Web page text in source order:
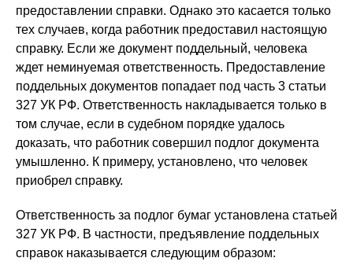
предоставлении справки. Однако это касается только
тех случаев, когда работник предоставил настоящую
справку. Если же документ поддельный, человека
ждет неминуемая ответственность. Предоставление
поддельных документов попадает под часть 3 статьи
327 УК РФ. Ответственность накладывается только в
том случае, если в судебном порядке удалось
доказать, что работник совершил подлог документа
умышленно. К примеру, установлено, что человек
приобрел справку.
Ответственность за подлог бумаг установлена статьей
327 УК РФ. В частности, предъявление поддельных
справок наказывается следующим образом: